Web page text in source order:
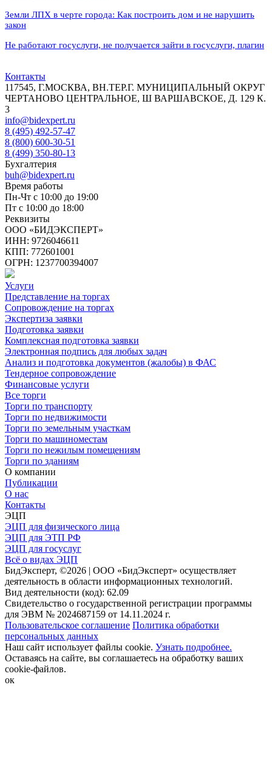
Земли ЛПХ в черте города: Как построить дом и не нарушить
закон
Не работают госуслуги, не получается зайти в госуслуги, плагин
Контакты
117545, Г.МОСКВА, ВН.ТЕР.Г. МУНИЦИПАЛЬНЫЙ ОКРУГ
ЧЕРТАНОВО ЦЕНТРАЛЬНОЕ, Ш ВАРШАВСКОЕ, Д. 129 К.
3
info@bidexpert.ru
8 (495) 492-57-47
8 (800) 600-30-51
8 (499) 350-80-13
Бухгалтерия
buh@bidexpert.ru
Время работы
Пн-Чт с 10:00 до 19:00
Пт с 10:00 до 18:00
Реквизиты
ООО «БИДЭКСПЕРТ»
ИНН: 9726046611
КПП: 772601001
ОГРН: 1237700394007
Услуги
Представление на торгах
Сопровождение на торгах
Экспертиза заявки
Подготовка заявки
Комплексная подготовка заявки
Электронная подпись для любых задач
Анализ и подготовка документов (жалобы) в ФАС
Тендерное сопровождение
Финансовые услуги
Все торги
Торги по транспорту
Торги по недвижимости
Торги по земельным участкам
Торги по машиноместам
Торги по нежилым помещениям
Торги по зданиям
О компании
Публикации
О нас
Контакты
ЭЦП
ЭЦП для физического лица
ЭЦП для ЭТП РФ
ЭЦП для госуслуг
Всё о видах ЭЦП
БидЭксперт, ©2026 | ООО «БидЭксперт» осуществляет
деятельность в области информационных технологий.
Вид деятельности (код): 62.09
Свидетельство о государственной регистрации программы
для ЭВМ № 2024687159 от 14.11.2024 г.
Пользовательское соглашение Политика обработки
персональных данных
Наш сайт использует файлы cookie. Узнать подробнее.
Оставаясь на сайте, вы соглашаетесь на обработку ваших
cookie-файлов.
ок